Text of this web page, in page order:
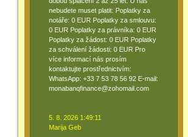
nebudete muset platit: Poplatky za
notáře: 0 EUR Poplatky za smlouvu:
0 EUR Poplatky za právníka: 0 EUR
Poplatky za žádost: 0 EUR Poplatky
za schválení žádosti: 0 EUR Pro
více informací nás prosím
kontaktujte prostřednictvím:
WhatsApp: +33 7 53 78 56 92 E-mail:
monabanqfinance@zohomail.com
5. 8. 2026 1:49:11
Marija Geb